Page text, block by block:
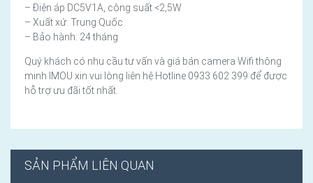
– Điện áp DC5V1A, công suất <2,5W
– Xuất xứ: Trung Quốc
– Bảo hành: 24 tháng
Quý khách có nhu cầu tư vấn và giá bán camera Wifi thông
minh IMOU xin vui lòng liên hệ Hotline 0933 602 399 để được
hỗ trợ ưu đãi tốt nhất.
SẢN PHẨM LIÊN QUAN